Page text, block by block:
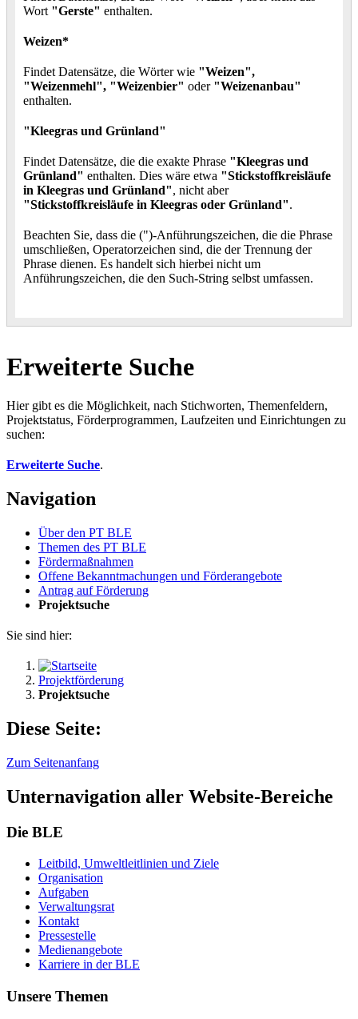
Wort "Gerste" enthalten.
Weizen*
Findet Datensätze, die Wörter wie "Weizen",
"Weizenmehl", "Weizenbier" oder "Weizenanbau"
enthalten.
"Kleegras und Grünland"
Findet Datensätze, die die exakte Phrase "Kleegras und
Grünland" enthalten. Dies wäre etwa "Stickstoffkreisläufe
in Kleegras und Grünland", nicht aber
"Stickstoffkreisläufe in Kleegras oder Grünland".
Beachten Sie, dass die (")-Anführungszeichen, die die Phrase
umschließen, Operatorzeichen sind, die der Trennung der
Phrase dienen. Es handelt sich hierbei nicht um
Anführungszeichen, die den Such-String selbst umfassen.
Erweiterte Suche
Hier gibt es die Möglichkeit, nach Stichworten, Themenfeldern,
Projektstatus, Förderprogrammen, Laufzeiten und Einrichtungen zu
suchen:
Erweiterte Suche.
Navigation
Über den PT BLE
The­men des PT BLE
För­der­maß­nah­men
Of­fe­ne Be­kannt­ma­chun­gen und För­der­an­ge­bo­te
An­trag auf För­de­rung
Pro­jekt­su­che
Sie sind hier:
Projektförderung
Projektsuche
Diese Seite:
Zum Seitenanfang
Unternavigation aller Website-Bereiche
Die BLE
Leit­bild, Um­welt­leit­li­ni­en und Zie­le
Or­ga­ni­sa­ti­on
Auf­ga­ben
Ver­wal­tungs­rat
Kon­takt
Pres­se­stel­le
Me­di­en­an­ge­bo­te
Kar­rie­re in der BLE
Unsere Themen